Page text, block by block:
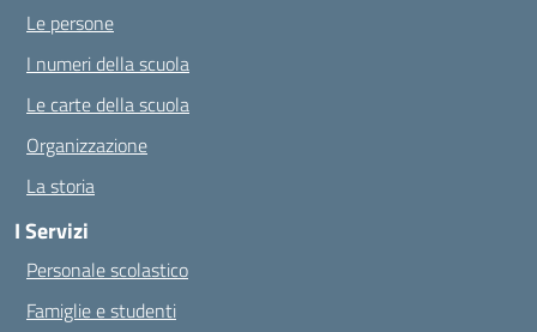
Le persone
I numeri della scuola
Le carte della scuola
Organizzazione
La storia
I Servizi
Personale scolastico
Famiglie e studenti